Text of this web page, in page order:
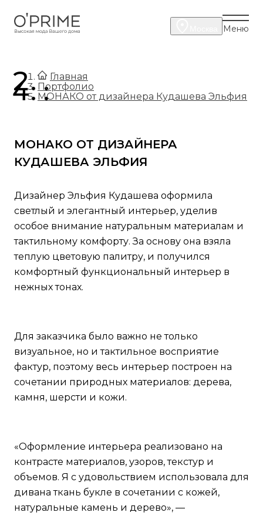
Меню
Главная
.
Портфолио
.
МОНАКО от дизайнера Кудашева Эльфия
МОНАКО ОТ ДИЗАЙНЕРА
КУДАШЕВА ЭЛЬФИЯ
Дизайнер Эльфия Кудашева оформила
светлый и элегантный интерьер, уделив
особое внимание натуральным материалам и
тактильному комфорту. За основу она взяла
теплую цветовую палитру, и получился
комфортный функциональный интерьер в
нежных тонах.
Для заказчика было важно не только
визуальное, но и тактильное восприятие
фактур, поэтому весь интерьер построен на
сочетании природных материалов: дерева,
камня, шерсти и кожи.
«Оформление интерьера реализовано на
контрасте материалов, узоров, текстур и
объемов. Я с удовольствием использовала для
дивана ткань букле в сочетании с кожей,
натуральные камень и дерево», —